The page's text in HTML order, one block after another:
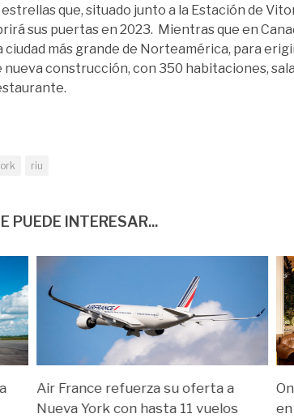
que, situado junto a la Estación de
sus puertas en 2023. Mientras que en
ciudad más grande de Norteamérica, para
construcción, con 350 habitaciones,
riu
PUEDE INTERESAR...
Air France refuerza su oferta a
Nueva York con hasta 11 vuelos